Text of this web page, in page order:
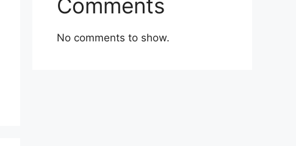
Comments
No comments to show.